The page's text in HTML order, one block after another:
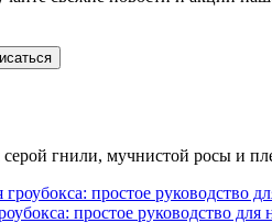
гнили, мучнистой росы и
простое руководство для